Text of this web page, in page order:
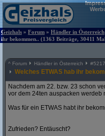
Geizhals » Forum » Händler in Österreich
ihr bekommen.. (1363 Beiträge, 30411
^ Forum Händler in Österreich #
Welches ETWAS hab ihr
Nachdem am 22. bzw. 23 schon
vor dem 24ten auspacken werdeb
Was für ein ETWAS habt ihr
Zufrieden? Entäuscht?